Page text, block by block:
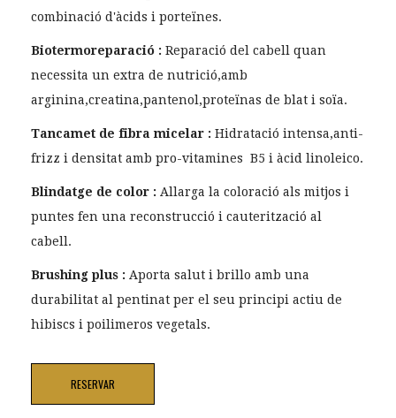
combinació d'àcids i porteïnes.
Biotermoreparació : Reparació del cabell quan
necessita un extra de nutrició,amb
arginina,creatina,pantenol,proteïnas de blat i soïa.
Tancamet de fibra micelar : Hidratació intensa,anti-
frizz i densitat amb pro-vitamines B5 i àcid linoleico.
Blindatge de color : Allarga la coloració als mitjos i
puntes fen una reconstrucció i cauterització al
cabell.
Brushing plus : Aporta salut i brillo amb una
durabilitat al pentinat per el seu principi actiu de
hibiscs i poilimeros vegetals.
RESERVAR